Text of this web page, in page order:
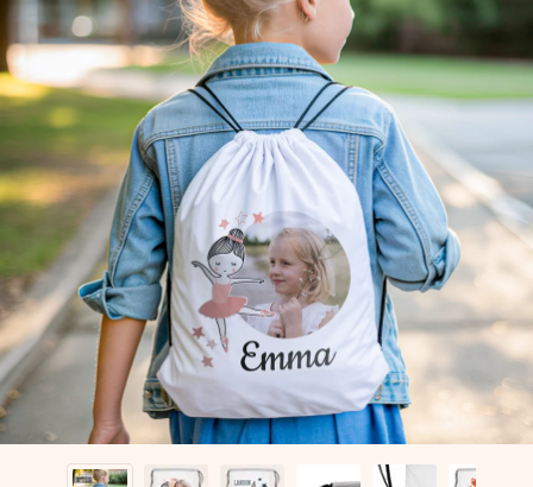
4,8 (+15 000 arvostelun perusteella)
Lahjamme inspiroivat. Asiakkaiden arvosana on 4,8 Google
Reviewsissä.
Ilmainen tervehdyskortti
Tilaa tänään – personoitu lahja valmistuu ja lähtee matkaan
nopeammin kuin ehdit sanoa “yllätys!”